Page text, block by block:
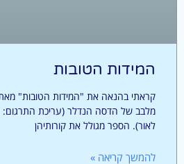
המידות הטובות
קראתי בהנאה את "המידות הטובות" מאת
מלבב של הדסה הנדלר (עריכת התרגום:
לאור). הספר מגולל את קורותיהן
להמשך קריאה »